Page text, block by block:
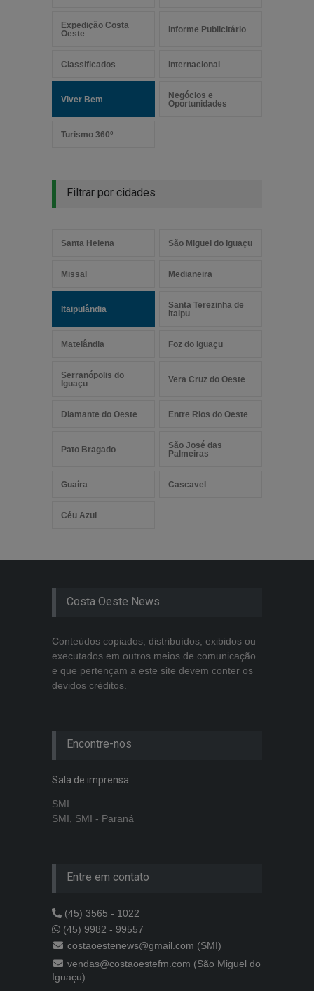
Expedição Costa
Oeste
Informe Publicitário
Classificados Internacional
Viver Bem
Negócios e
Oportunidades
Turismo 360º
Filtrar por cidades
Santa Helena São Miguel do Iguaçu
Missal Medianeira
Itaipulândia
Santa Terezinha de
Itaipu
Matelândia Foz do Iguaçu
Serranópolis do
Iguaçu
Vera Cruz do Oeste
Diamante do Oeste Entre Rios do Oeste
Pato Bragado
São José das
Palmeiras
Guaíra Cascavel
Céu Azul
Costa Oeste News
Conteúdos copiados, distribuídos, exibidos ou
executados em outros meios de comunicação
e que pertençam a este site devem conter os
devidos créditos.
Encontre-nos
Sala de imprensa
SMI
SMI, SMI - Paraná
Entre em contato
(45) 3565 - 1022
(45) 9982 - 99557
costaoestenews@gmail.com (SMI)
vendas@costaoestefm.com (São Miguel do
Iguaçu)